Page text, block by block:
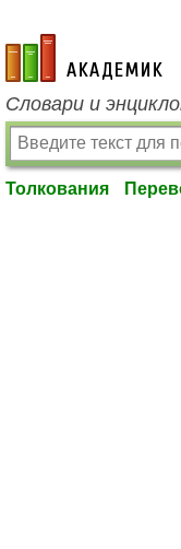
academic.ru
Словари и
Толкования